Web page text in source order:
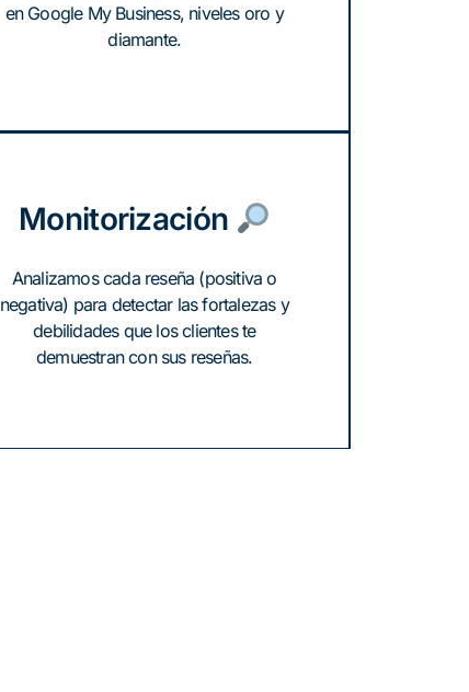
en Google My Business, niveles oro y
diamante.
Monitorización
Analizamos cada reseña (positiva o
negativa) para detectar las fortalezas y
debilidades que los clientes te
demuestran con sus reseñas.